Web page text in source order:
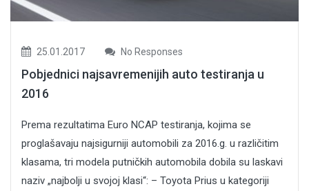
25.01.2017 No Responses
Pobjednici najsavremenijih auto testiranja u
2016
Prema rezultatima Euro NCAP testiranja, kojima se
proglašavaju najsigurniji automobili za 2016.g. u različitim
klasama, tri modela putničkih automobila dobila su laskavi
naziv „najbolji u svojoj klasi“: – Toyota Prius u kategoriji